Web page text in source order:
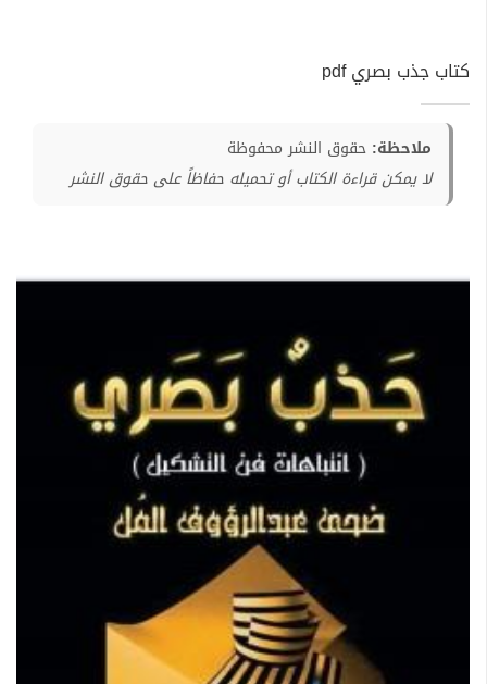
كتاب جذب بصري pdf
ملاحظة: حقوق النشر محفوظة
لا يمكن قراءة الكتاب أو تحميله حفاظاً على حقوق النشر